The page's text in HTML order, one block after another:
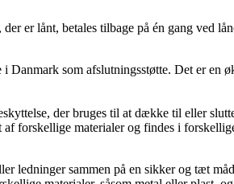
er lånt, betales tilbage på én gang ved
Danmark som afslutningsstøtte. Det er
der bruges til at dække til eller
forskellige materialer og findes i
ledninger sammen på en sikker og tæt